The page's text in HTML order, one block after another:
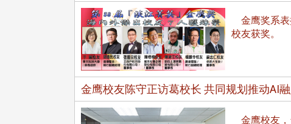
金鹰奖系表
校友获奖。
金鹰校友陈守正访葛校长 共同规划推动AI
金鹰校友，